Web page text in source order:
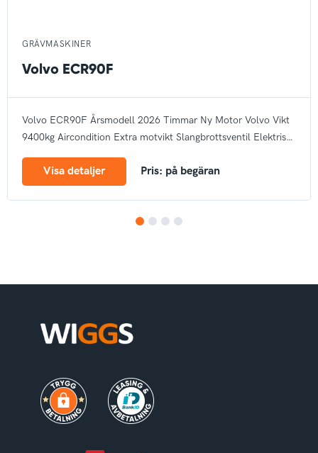
GRÄVMASKINER
Volvo ECR90F
Volvo ECR90F Årsmodell 2026 Timmar Ny Motor Volvo Vikt
9400kg Aircondition Extra motvikt Slangbrottsventil Elektrisk
märkeVisa detaljer Pris: på begäran
4